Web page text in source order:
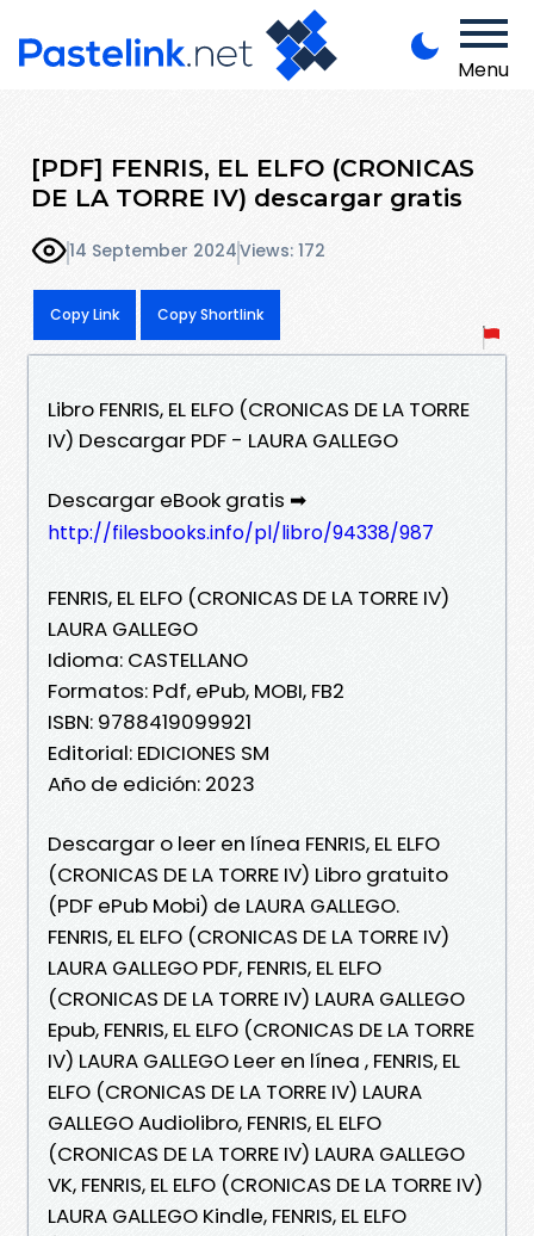
Menu
[PDF] FENRIS, EL ELFO (CRONICAS
DE LA TORRE IV) descargar gratis
14 September 2024Views: 172
Copy Link Copy Shortlink
Libro FENRIS, EL ELFO (CRONICAS DE LA TORRE
IV) Descargar PDF - LAURA GALLEGO
Descargar eBook gratis ➡
http://filesbooks.info/pl/libro/94338/987
FENRIS, EL ELFO (CRONICAS DE LA TORRE IV)
LAURA GALLEGO
Idioma: CASTELLANO
Formatos: Pdf, ePub, MOBI, FB2
ISBN: 9788419099921
Editorial: EDICIONES SM
Año de edición: 2023
Descargar o leer en línea FENRIS, EL ELFO
(CRONICAS DE LA TORRE IV) Libro gratuito
(PDF ePub Mobi) de LAURA GALLEGO.
FENRIS, EL ELFO (CRONICAS DE LA TORRE IV)
LAURA GALLEGO PDF, FENRIS, EL ELFO
(CRONICAS DE LA TORRE IV) LAURA GALLEGO
Epub, FENRIS, EL ELFO (CRONICAS DE LA TORRE
IV) LAURA GALLEGO Leer en línea , FENRIS, EL
ELFO (CRONICAS DE LA TORRE IV) LAURA
GALLEGO Audiolibro, FENRIS, EL ELFO
(CRONICAS DE LA TORRE IV) LAURA GALLEGO
VK, FENRIS, EL ELFO (CRONICAS DE LA TORRE IV)
LAURA GALLEGO Kindle, FENRIS, EL ELFO